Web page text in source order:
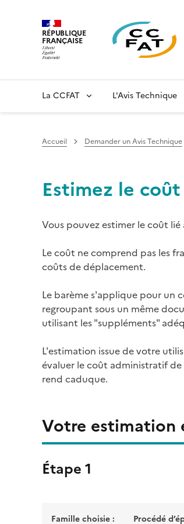
RÉPUBLIQUE
FRANÇAISE
La CCFAT L'Avis Technique
Accueil Demander un Avis Technique
Estimez le
Vous pouvez estimer le coût
Le coût ne comprend pas les
coûts de déplacement.
Le barème s'applique pour un
regroupant sous un même
utilisant les "suppléments"
L'estimation issue de votre
évaluer le coût administratif
rend caduque.
Votre estimation
Étape 1
Famille choisie : Procédé